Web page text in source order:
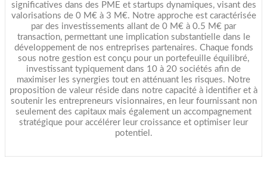
significatives dans des PME et startups dynamiques, visant des
valorisations de 0 M€ à 3 M€. Notre approche est caractérisée
par des investissements allant de 0 M€ à 0.5 M€ par
transaction, permettant une implication substantielle dans le
développement de nos entreprises partenaires. Chaque fonds
sous notre gestion est conçu pour un portefeuille équilibré,
investissant typiquement dans 10 à 20 sociétés afin de
maximiser les synergies tout en atténuant les risques. Notre
proposition de valeur réside dans notre capacité à identifier et à
soutenir les entrepreneurs visionnaires, en leur fournissant non
seulement des capitaux mais également un accompagnement
stratégique pour accélérer leur croissance et optimiser leur
potentiel.